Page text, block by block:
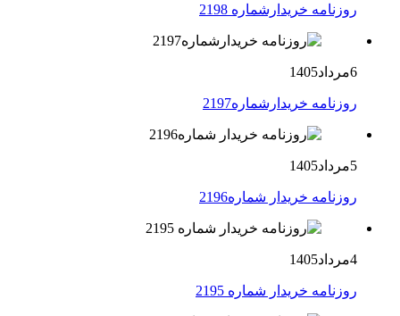
روزنامه خریدارشماره 2198
6مرداد1405
روزنامه خریدارشماره2197
5مرداد1405
روزنامه خریدار شماره2196
4مرداد1405
روزنامه خریدار شماره 2195